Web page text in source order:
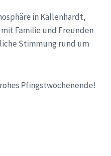
in Kallenhardt,
Familie und Freunden
Stimmung rund um
Pfingstwochenende!